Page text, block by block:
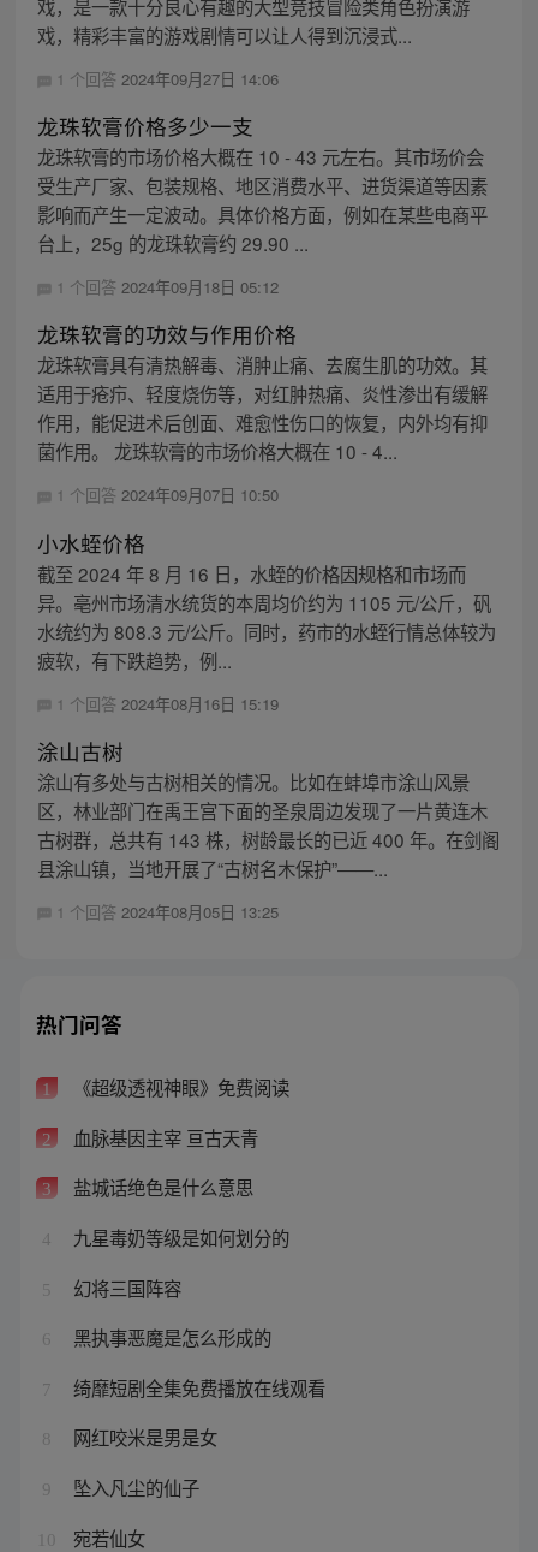
戏，是一款十分良心有趣的大型竞技冒险类角色扮演游
戏，精彩丰富的游戏剧情可以让人得到沉浸式...
1 个回答 2024年09月27日 14:06
龙珠软膏价格多少一支
龙珠软膏的市场价格大概在 10 - 43 元左右。其市场价会
受生产厂家、包装规格、地区消费水平、进货渠道等因素
影响而产生一定波动。具体价格方面，例如在某些电商平
台上，25g 的龙珠软膏约 29.90 ...
1 个回答 2024年09月18日 05:12
龙珠软膏的功效与作用价格
龙珠软膏具有清热解毒、消肿止痛、去腐生肌的功效。其
适用于疮疖、轻度烧伤等，对红肿热痛、炎性渗出有缓解
作用，能促进术后创面、难愈性伤口的恢复，内外均有抑
菌作用。 龙珠软膏的市场价格大概在 10 - 4...
1 个回答 2024年09月07日 10:50
小水蛭价格
截至 2024 年 8 月 16 日，水蛭的价格因规格和市场而
异。亳州市场清水统货的本周均价约为 1105 元/公斤，矾
水统约为 808.3 元/公斤。同时，药市的水蛭行情总体较为
疲软，有下跌趋势，例...
1 个回答 2024年08月16日 15:19
涂山古树
涂山有多处与古树相关的情况。比如在蚌埠市涂山风景
区，林业部门在禹王宫下面的圣泉周边发现了一片黄连木
古树群，总共有 143 株，树龄最长的已近 400 年。在剑阁
县涂山镇，当地开展了“古树名木保护”——...
1 个回答 2024年08月05日 13:25
热门问答
1 《超级透视神眼》免费阅读
2 血脉基因主宰 亘古天青
3 盐城话绝色是什么意思
4 九星毒奶等级是如何划分的
5 幻将三国阵容
6 黑执事恶魔是怎么形成的
7 绮靡短剧全集免费播放在线观看
8 网红咬米是男是女
9 坠入凡尘的仙子
10 宛若仙女